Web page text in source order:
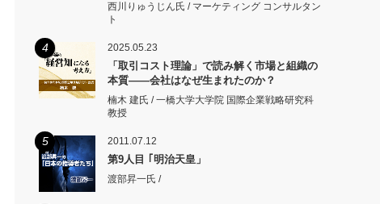
西川りゅうじん氏 / マーケティング コンサルタン
ト
4 2025.05.23
「取引コスト理論」で読み解く市場と組織の
本質――会社はなぜ生まれたのか？
楠木 建氏 / 一橋大学大学院 国際企業戦略研究科
教授
5 2011.07.12
第9人目 ｢明治天皇」
渡部昇一氏 /